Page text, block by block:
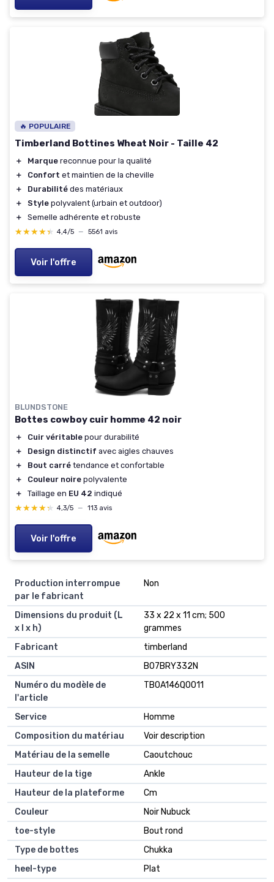
🔥 POPULAIRE
Timberland Bottines Wheat Noir - Taille 42
＋ Marque reconnue pour la qualité
＋
Confort et maintien de la cheville
＋
Durabilité des matériaux
＋
Style polyvalent (urbain et outdoor)
＋
Semelle adhérente et robuste
★★★★★
★★★★★ 4,4/5 — 5561 avis
Voir l'offre
BLUNDSTONE
Bottes cowboy cuir homme 42 noir
＋ Cuir véritable pour durabilité
＋
Design distinctif avec aigles chauves
＋
Bout carré tendance et confortable
＋
Couleur noire polyvalente
＋
Taillage en EU 42 indiqué
★★★★★
★★★★★ 4,3/5 — 113 avis
Voir l'offre
Production interrompue
par le fabricant
Non
Dimensions du produit (L
x l x h)
33 x 22 x 11 cm; 500
grammes
Fabricant
timberland
ASIN
B07BRY332N
Numéro du modèle de
l'article
TB0A146Q0011
Service
Homme
Composition du matériau
Voir description
Matériau de la semelle
Caoutchouc
Hauteur de la tige
Ankle
Hauteur de la plateforme
Cm
Couleur
Noir Nubuck
toe-style
Bout rond
Type de bottes
Chukka
heel-type
Plat